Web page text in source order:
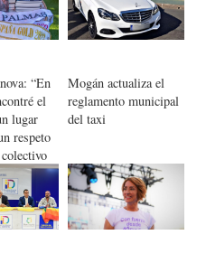
“En
el
lugar
respeto
Mogán actualiza el
reglamento municipal
del taxi